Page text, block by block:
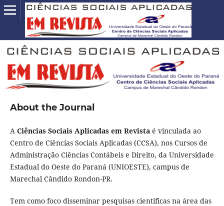
About the Journal
ACiências Sociais Aplicadas em Revistaé vinculada ao
Centro de Ciências Sociais Aplicadas (CCSA), nos Cursos de
Administração Ciências Contábeis e Direito, da Universidade
Estadual do Oeste do Paraná (UNIOESTE), campus de
Marechal Cândido Rondon-PR.
Tem como foco disseminar pesquisas científicas na área das